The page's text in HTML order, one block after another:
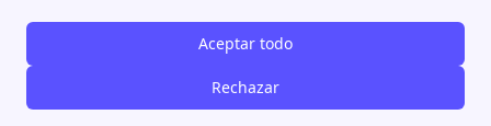
Aceptar todo
Rechazar
El gas se mide principalmente enkilovatios
hora (kWh)
, aunque también puede expresarse
en metros cúbicos según el contador. Te